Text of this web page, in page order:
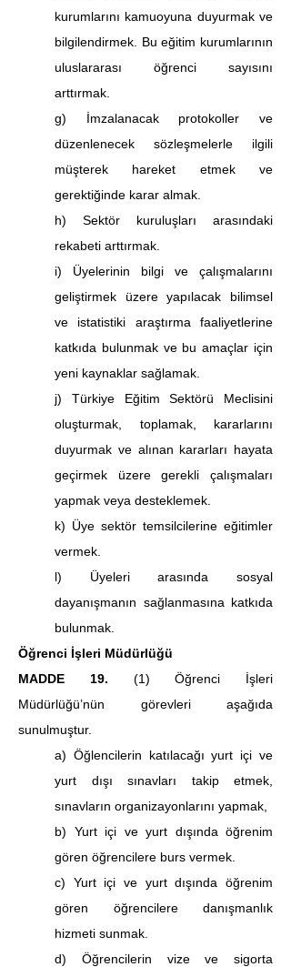
kurumlarını kamuoyuna duyurmak ve
bilgilendirmek. Bu eğitim kurumlarının
uluslararası öğrenci sayısını
arttırmak.
g) İmzalanacak protokoller ve
düzenlenecek sözleşmelerle ilgili
müşterek hareket etmek ve
gerektiğinde karar almak.
h) Sektör kuruluşları arasındaki
rekabeti arttırmak.
i) Üyelerinin bilgi ve çalışmalarını
geliştirmek üzere yapılacak bilimsel
ve istatistiki araştırma faaliyetlerine
katkıda bulunmak ve bu amaçlar için
yeni kaynaklar sağlamak.
j) Türkiye Eğitim Sektörü Meclisini
oluşturmak, toplamak, kararlarını
duyurmak ve alınan kararları hayata
geçirmek üzere gerekli çalışmaları
yapmak veya desteklemek.
k) Üye sektör temsilcilerine eğitimler
vermek.
l) Üyeleri arasında sosyal
dayanışmanın sağlanmasına katkıda
bulunmak.
Öğrenci İşleri Müdürlüğü
MADDE 19. (1) Öğrenci İşleri
Müdürlüğü’nün görevleri aşağıda
sunulmuştur.
a) Öğlencilerin katılacağı yurt içi ve
yurt dışı sınavları takip etmek,
sınavların organizayonlarını yapmak,
b) Yurt içi ve yurt dışında öğrenim
gören öğrencilere burs vermek.
c) Yurt içi ve yurt dışında öğrenim
gören öğrencilere danışmanlık
hizmeti sunmak.
d) Öğrencilerin vize ve sigorta